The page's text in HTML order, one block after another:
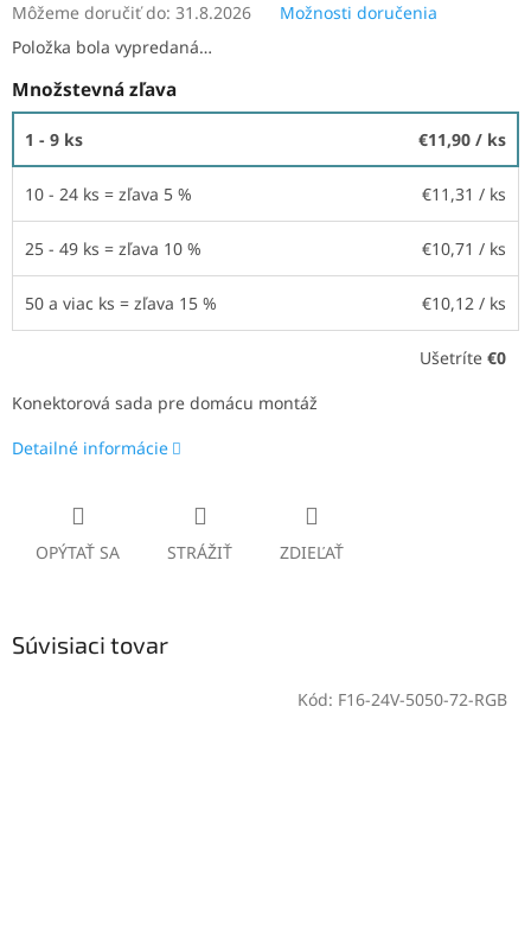
Môžeme doručiť do: 31.8.2026
Možnosti doručenia
Položka bola vypredaná…
Množstevná zľava
1 - 9 ks €11,90 / ks
10 - 24 ks = zľava 5 % €11,31 / ks
25 - 49 ks = zľava 10 % €10,71 / ks
50 a viac ks = zľava 15 % €10,12 / ks
Ušetríte €0
Konektorová sada pre domácu montáž
Detailné informácie
OPÝTAŤ SA STRÁŽIŤ ZDIEĽAŤ
Súvisiaci tovar
Kód: F16-24V-5050-72-RGB